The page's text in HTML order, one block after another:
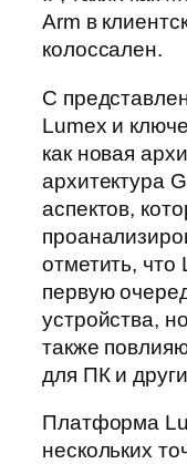
Arm в
колоссален.
С
Lumex и
как новая
архитектура
аспектов,
отметить,
первую
устройства,
также
для ПК и
Платформа
нескольких